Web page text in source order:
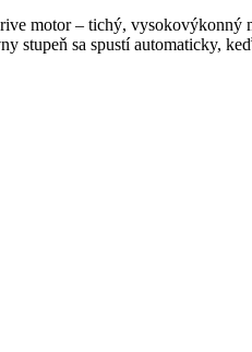
motor – tichý,
sa spustí automaticky,